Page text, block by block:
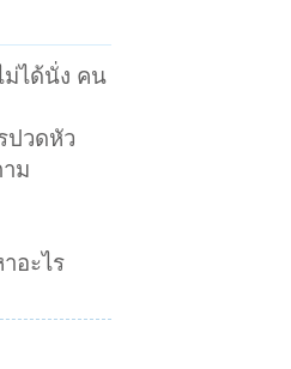
ได้นั่ง คน
ปวดหัว
ม
อะไร